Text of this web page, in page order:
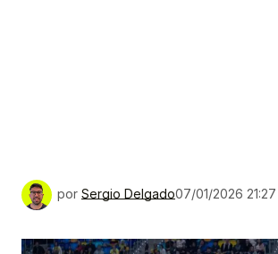
por Sergio Delgado07/01/2026 21:27